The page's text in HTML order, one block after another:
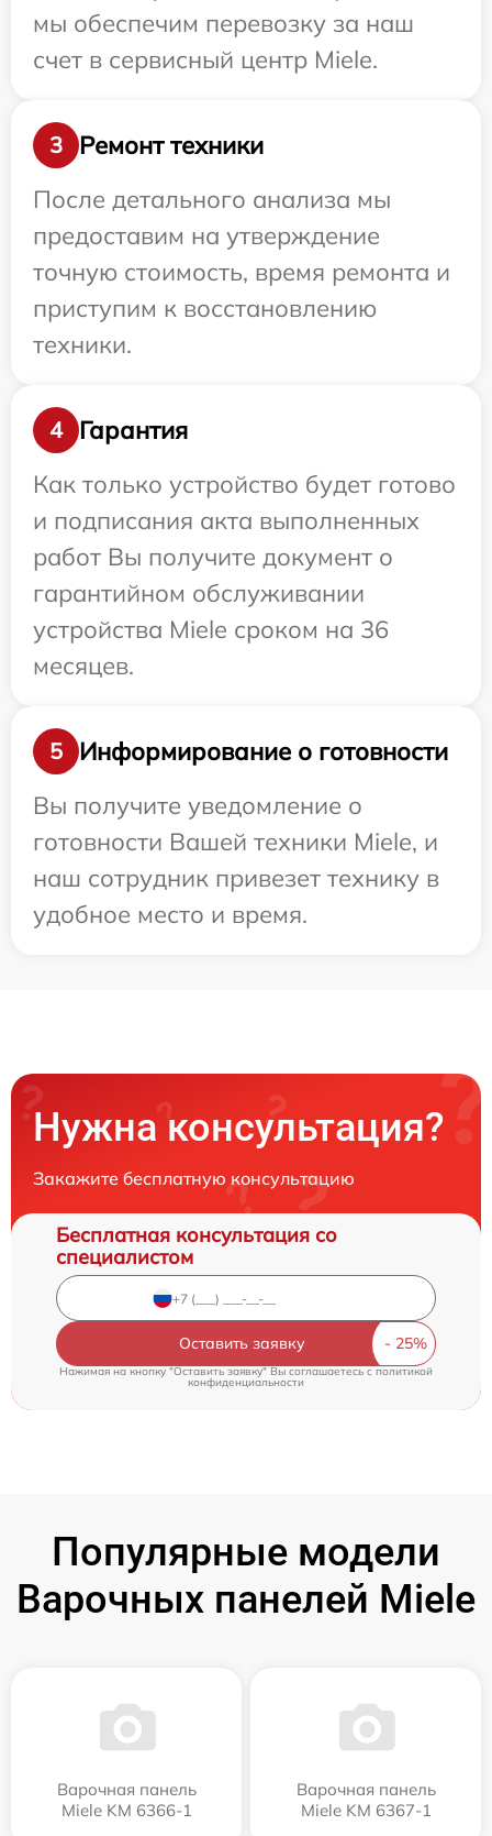
мы обеспечим перевозку за наш
счет в сервисный центр Miele.
3
Ремонт техники
После детального анализа мы
предоставим на утверждение
точную стоимость, время ремонта и
приступим к восстановлению
техники.
4
Гарантия
Как только устройство будет готово
и подписания акта выполненных
работ Вы получите документ о
гарантийном обслуживании
устройства Miele сроком на 36
месяцев.
5
Информирование о готовности
Вы получите уведомление о
готовности Вашей техники Miele, и
наш сотрудник привезет технику в
удобное место и время.
Нужна консультация?
Закажите бесплатную консультацию
Бесплатная консультация со
специалистом
Оставить заявку
Нажимая на кнопку "Оставить заявку" Вы соглашаетесь c политикой
конфиденциальности
Популярные модели
Варочных панелей Miele
Варочная панель
Miele KM 6366-1
Варочная панель
Miele KM 6367-1